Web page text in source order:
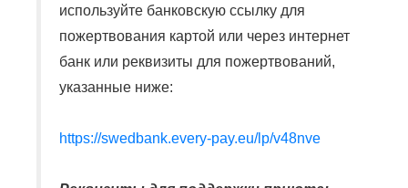
используйте банковскую ссылку для
пожертвования картой или через интернет
банк или реквизиты для пожертвований,
указанные ниже:
https://swedbank.every-pay.eu/lp/v48nve